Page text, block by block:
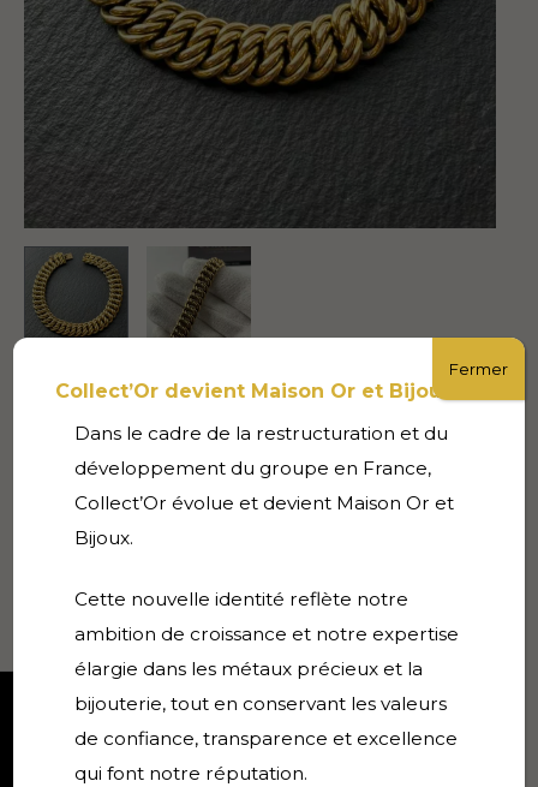
Accueil/Autres collections/Bijoux/ Bracelet mailles
américaines – 20.75g – 20 cm – or 18k
Bracelet mailles américaines
– 20.75g – 20 cm – or 18k
Collect'Or
Collect’Or devient Maison Or et Bijoux
Dans le cadre de la restructuration et du
développement du groupe en France,
Collect’Or évolue et devient Maison Or et
Bijoux.
Cette nouvelle identité reflète notre
ambition de croissance et notre expertise
élargie dans les métaux précieux et la
bijouterie, tout en conservant les valeurs
de confiance, transparence et excellence
qui font notre réputation.
Fermer